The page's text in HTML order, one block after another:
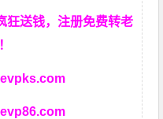
狂送钱，注册免费转老